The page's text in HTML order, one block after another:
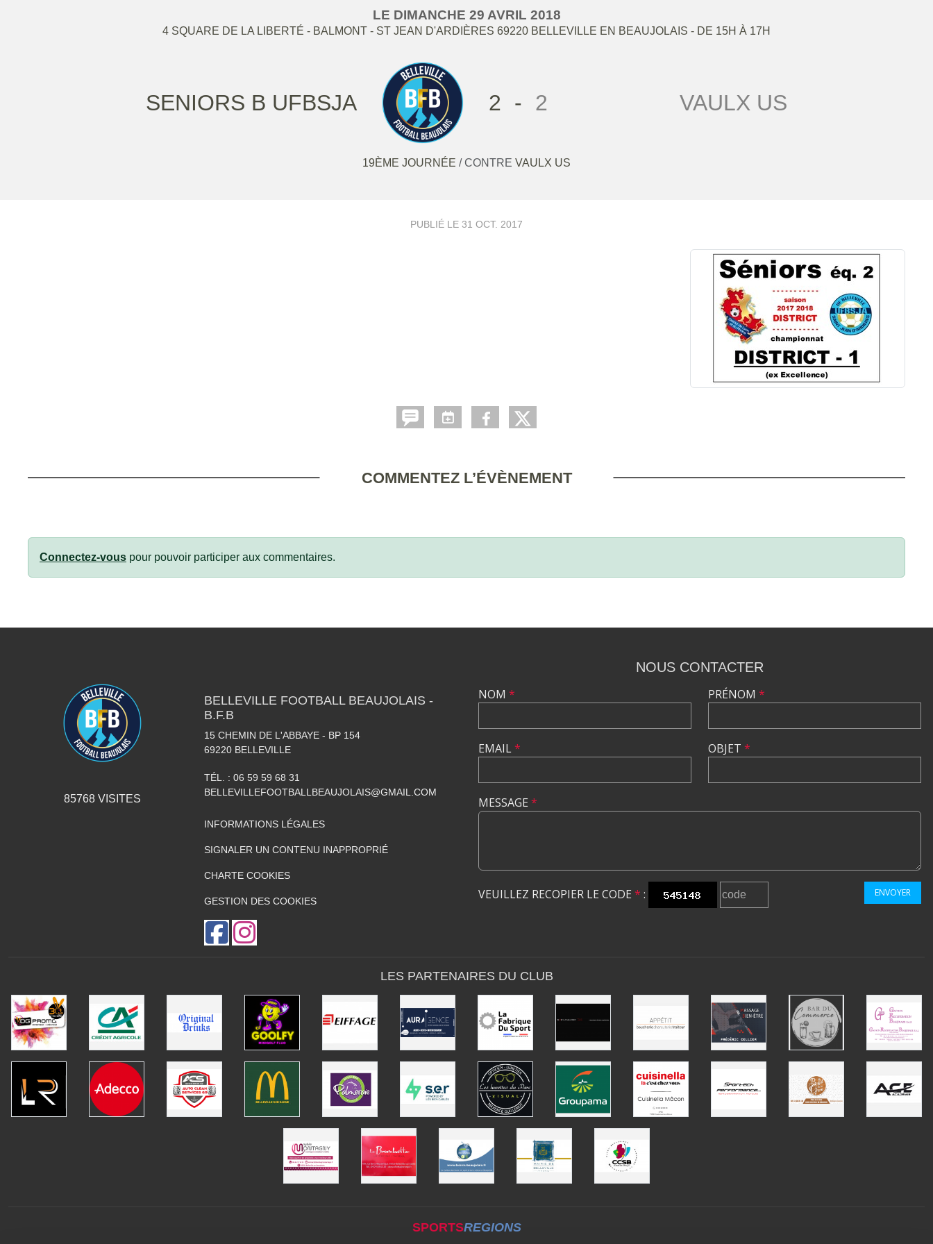
LE DIMANCHE 29 AVRIL 2018
4 SQUARE DE LA LIBERTÉ - BALMONT - ST JEAN D'ARDIÈRES 69220 BELLEVILLE EN BEAUJOLAIS - DE 15H À 17H
SENIORS B UFBSJA 2 - 2 VAULX US
19ÈME JOURNÉE / CONTRE VAULX US
PUBLIÉ LE 31 OCT. 2017
COMMENTEZ L’ÉVÈNEMENT
Connectez-vous pour pouvoir participer aux commentaires.
85768VISITES
BELLEVILLE FOOTBALL BEAUJOLAIS -
B.F.B
15 CHEMIN DE L'ABBAYE - BP 154
69220 BELLEVILLE
TÉL. : 06 59 59 68 31
BELLEVILLEFOOTBALLBEAUJOLAIS@GMAIL.COM
INFORMATIONS LÉGALES
SIGNALER UN CONTENU INAPPROPRIÉ
CHARTE COOKIES
GESTION DES COOKIES
NOUS CONTACTER
NOM *
EMAIL*
PRÉNOM *
OBJET *
MESSAGE *
VEUILLEZ RECOPIER LE CODE * : ENVOYER
LES PARTENAIRES DU CLUB
SPORTSREGIONS